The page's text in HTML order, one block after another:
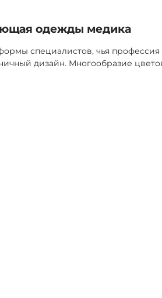
одежды медика
специалистов, чья профессия
дизайн. Многообразие